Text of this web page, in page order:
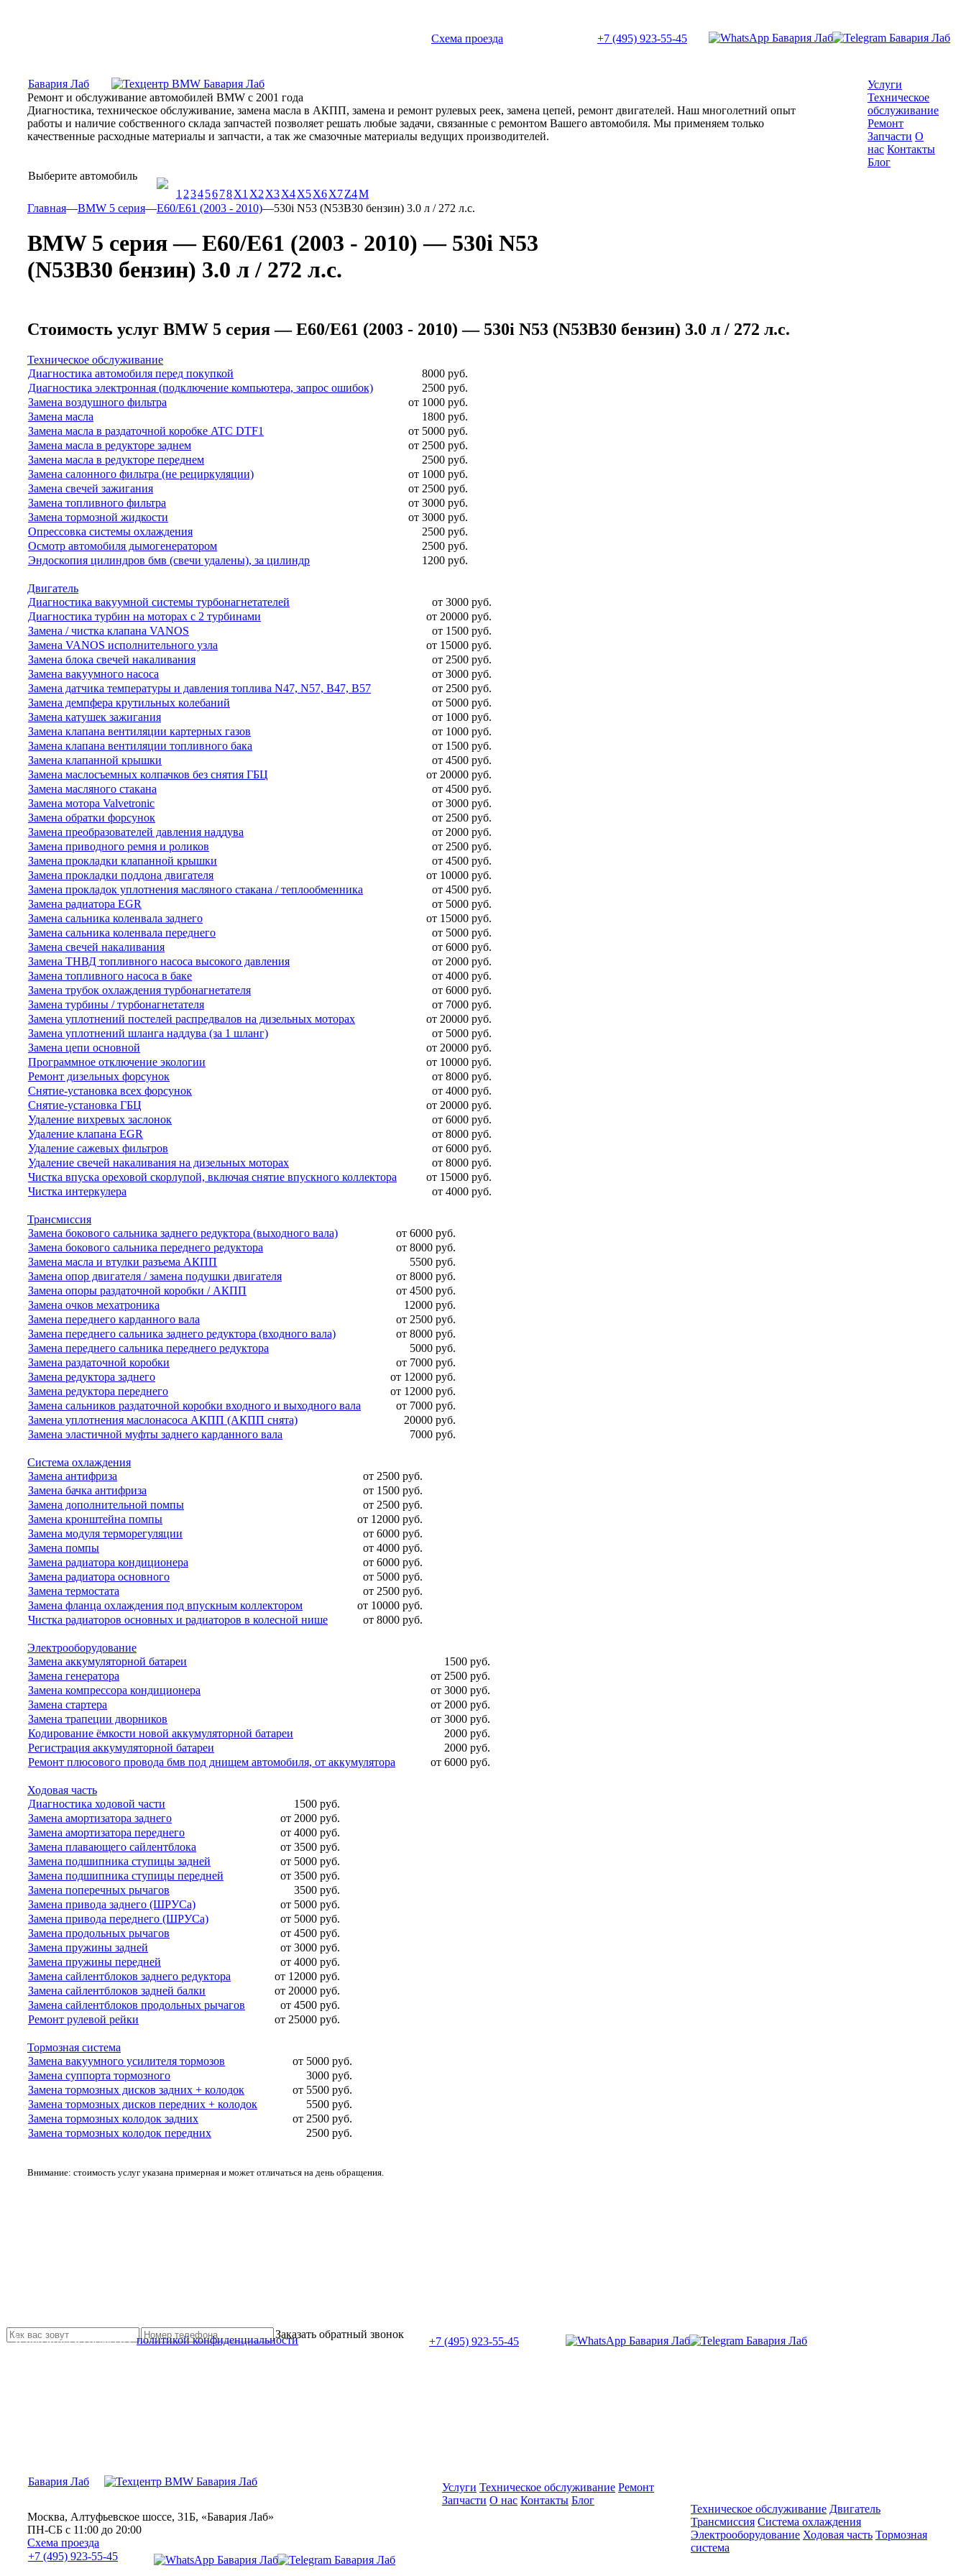
Схема проезда +7 (495) 923-55-45
Бавария Лаб
Ремонт и обслуживание автомобилей BMW с 2001 года
Диагностика, техническое обслуживание, замена масла в АКПП, замена и ремонт рулевых реек, замена цепей, ремонт двигателей. Наш многолетний опыт
работы и наличие собственного склада запчастей позволяет решать любые задачи, связанные с ремонтом Вашего автомобиля. Мы применяем только
качественные расходные материалы и запчасти, а так же смазочные материалы ведущих производителей.
Услуги
Техническое
обслуживание
Ремонт
Запчасти О
нас Контакты
Блог
Выберите автомобиль
1 2345678X1 X2 X3X4X5X6X7Z4М
Главная—BMW 5 серия—E60/E61 (2003 - 2010)—530i N53 (N53B30 бензин) 3.0 л / 272 л.с.
BMW 5 серия — E60/E61 (2003 - 2010) — 530i N53
(N53B30 бензин) 3.0 л / 272 л.с.
Стоимость услуг BMW 5 серия — E60/E61 (2003 - 2010) — 530i N53 (N53B30 бензин) 3.0 л / 272 л.с.
Техническое обслуживание
Диагностика автомобиля перед покупкой
8000 руб.
Диагностика электронная (подключение компьютера, запрос ошибок)
2500 руб.
Замена воздушного фильтра
от 1000 руб.
Замена масла
1800 руб.
Замена масла в раздаточной коробке ATC DTF1
от 5000 руб.
Замена масла в редукторе заднем
от 2500 руб.
Замена масла в редукторе переднем
2500 руб.
Замена салонного фильтра (не рециркуляции)
от 1000 руб.
Замена свечей зажигания
от 2500 руб.
Замена топливного фильтра
от 3000 руб.
Замена тормозной жидкости
от 3000 руб.
Опрессовка системы охлаждения
2500 руб.
Осмотр автомобиля дымогенератором
2500 руб.
Эндоскопия цилиндров бмв (свечи удалены), за цилиндр
1200 руб.
Двигатель
Диагностика вакуумной системы турбонагнетателей
от 3000 руб.
Диагностика турбин на моторах с 2 турбинами
от 20000 руб.
Замена / чистка клапана VANOS
от 1500 руб.
Замена VANOS исполнительного узла
от 15000 руб.
Замена блока свечей накаливания
от 2500 руб.
Замена вакуумного насоса
от 3000 руб.
Замена датчика температуры и давления топлива N47, N57, B47, B57
от 2500 руб.
Замена демпфера крутильных колебаний
от 5000 руб.
Замена катушек зажигания
от 1000 руб.
Замена клапана вентиляции картерных газов
от 1000 руб.
Замена клапана вентиляции топливного бака
от 1500 руб.
Замена клапанной крышки
от 4500 руб.
Замена маслосъемных колпачков без снятия ГБЦ
от 20000 руб.
Замена масляного стакана
от 4500 руб.
Замена мотора Valvetronic
от 3000 руб.
Замена обратки форсунок
от 2500 руб.
Замена преобразователей давления наддува
от 2000 руб.
Замена приводного ремня и роликов
от 2500 руб.
Замена прокладки клапанной крышки
от 4500 руб.
Замена прокладки поддона двигателя
от 10000 руб.
Замена прокладок уплотнения масляного стакана / теплообменника
от 4500 руб.
Замена радиатора EGR
от 5000 руб.
Замена сальника коленвала заднего
от 15000 руб.
Замена сальника коленвала переднего
от 5000 руб.
Замена свечей накаливания
от 6000 руб.
Замена ТНВД топливного насоса высокого давления
от 2000 руб.
Замена топливного насоса в баке
от 4000 руб.
Замена трубок охлаждения турбонагнетателя
от 6000 руб.
Замена турбины / турбонагнетателя
от 7000 руб.
Замена уплотнений постелей распредвалов на дизельных моторах
от 20000 руб.
Замена уплотнений шланга наддува (за 1 шланг)
от 5000 руб.
Замена цепи основной
от 20000 руб.
Программное отключение экологии
от 10000 руб.
Ремонт дизельных форсунок
от 8000 руб.
Снятие-установка всех форсунок
от 4000 руб.
Снятие-установка ГБЦ
от 20000 руб.
Удаление вихревых заслонок
от 6000 руб.
Удаление клапана EGR
от 8000 руб.
Удаление сажевых фильтров
от 6000 руб.
Удаление свечей накаливания на дизельных моторах
от 8000 руб.
Чистка впуска ореховой скорлупой, включая снятие впускного коллектора
от 15000 руб.
Чистка интеркулера
от 4000 руб.
Трансмиссия
Замена бокового сальника заднего редуктора (выходного вала)
от 6000 руб.
Замена бокового сальника переднего редуктора
от 8000 руб.
Замена масла и втулки разъема АКПП
5500 руб.
Замена опор двигателя / замена подушки двигателя
от 8000 руб.
Замена опоры раздаточной коробки / АКПП
от 4500 руб.
Замена очков мехатроника
12000 руб.
Замена переднего карданного вала
от 2500 руб.
Замена переднего сальника заднего редуктора (входного вала)
от 8000 руб.
Замена переднего сальника переднего редуктора
5000 руб.
Замена раздаточной коробки
от 7000 руб.
Замена редуктора заднего
от 12000 руб.
Замена редуктора переднего
от 12000 руб.
Замена сальников раздаточной коробки входного и выходного вала
от 7000 руб.
Замена уплотнения маслонасоса АКПП (АКПП снята)
20000 руб.
Замена эластичной муфты заднего карданного вала
7000 руб.
Система охлаждения
Замена антифриза
от 2500 руб.
Замена бачка антифриза
от 1500 руб.
Замена дополнительной помпы
от 2500 руб.
Замена кронштейна помпы
от 12000 руб.
Замена модуля терморегуляции
от 6000 руб.
Замена помпы
от 4000 руб.
Замена радиатора кондиционера
от 6000 руб.
Замена радиатора основного
от 5000 руб.
Замена термостата
от 2500 руб.
Замена фланца охлаждения под впускным коллектором
от 10000 руб.
Чистка радиаторов основных и радиаторов в колесной нише
от 8000 руб.
Электрооборудование
Замена аккумуляторной батареи
1500 руб.
Замена генератора
от 2500 руб.
Замена компрессора кондиционера
от 3000 руб.
Замена стартера
от 2000 руб.
Замена трапеции дворников
от 3000 руб.
Кодирование ёмкости новой аккумуляторной батареи
2000 руб.
Регистрация аккумуляторной батареи
2000 руб.
Ремонт плюсового провода бмв под днищем автомобиля, от аккумулятора
от 6000 руб.
Ходовая часть
Диагностика ходовой части
1500 руб.
Замена амортизатора заднего
от 2000 руб.
Замена амортизатора переднего
от 4000 руб.
Замена плавающего сайлентблока
от 3500 руб.
Замена подшипника ступицы задней
от 5000 руб.
Замена подшипника ступицы передней
от 3500 руб.
Замена поперечных рычагов
3500 руб.
Замена привода заднего (ШРУСа)
от 5000 руб.
Замена привода переднего (ШРУСа)
от 5000 руб.
Замена продольных рычагов
от 4500 руб.
Замена пружины задней
от 3000 руб.
Замена пружины передней
от 4000 руб.
Замена сайлентблоков заднего редуктора
от 12000 руб.
Замена сайлентблоков задней балки
от 20000 руб.
Замена сайлентблоков продольных рычагов
от 4500 руб.
Ремонт рулевой рейки
от 25000 руб.
Тормозная система
Замена вакуумного усилителя тормозов
от 5000 руб.
Замена суппорта тормозного
3000 руб.
Замена тормозных дисков задних + колодок
от 5500 руб.
Замена тормозных дисков передних + колодок
5500 руб.
Замена тормозных колодок задних
от 2500 руб.
Замена тормозных колодок передних
2500 руб.
Внимание: стоимость услуг указана примерная и может отличаться на день обращения.
Заказать обратный звонок
Я прочитал и согласен сполитикой конфиденциальности
+7 (495) 923-55-45
Бавария Лаб
Москва, Алтуфьевское шоссе, 31Б, «Бавария Лаб»
ПН-СБ с 11:00 до 20:00
Схема проезда
+7 (495) 923-55-45
Услуги Техническое обслуживание Ремонт
Запчасти О нас Контакты Блог
Техническое обслуживание Двигатель
Трансмиссия Система охлаждения
Электрооборудование Ходовая часть Тормозная
система